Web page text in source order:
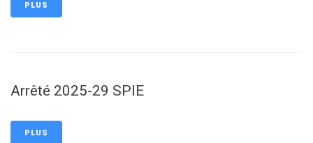
PLUS
Arrêté 2025-29 SPIE
PLUS